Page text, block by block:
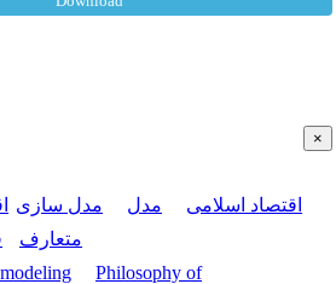
×
اقتصاد اسلامی مدل مدل سازی
متعارف
modeling
Philosophy of